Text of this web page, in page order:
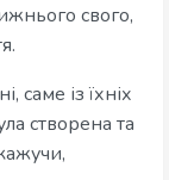
свого,
саме із їхніх
створена та